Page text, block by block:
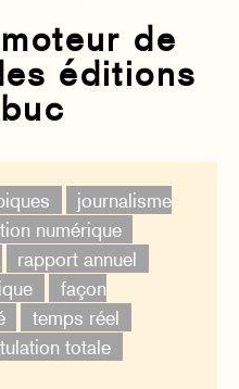
de
éditions
journalisme
numérique
rapport annuel
façon
temps réel
totale